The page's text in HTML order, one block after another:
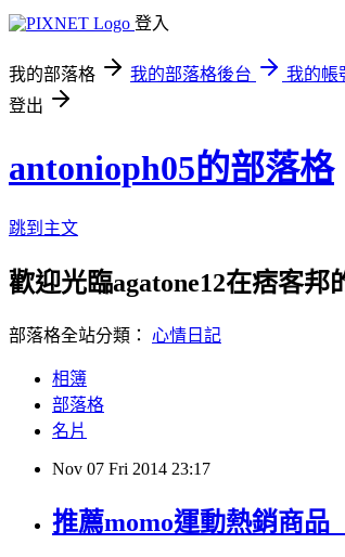
登入
我的部落格 我的部落格後台
我的帳
登出
antonioph05的部落格
跳到主文
歡迎光臨agatone12在痞客邦
部落格全站分類： 心情日記
相簿
部落格
名片
Nov 07 Fri 2014 23:17
推薦momo運動熱銷商品